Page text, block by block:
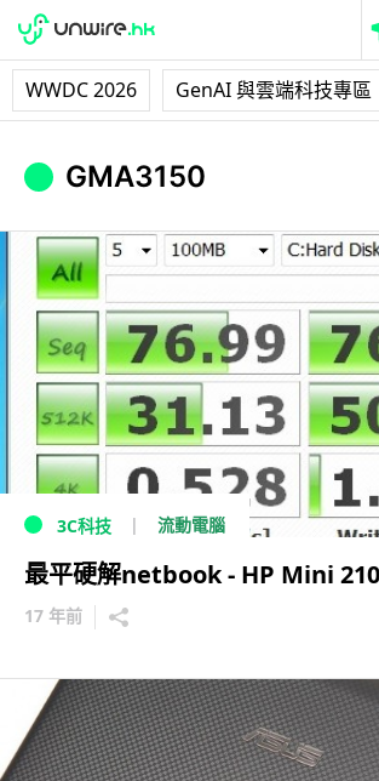
WWDC 2026 GenAI 與雲端科技專區
GMA3150
3C科技 流動電腦
最平硬解netbook - HP Mini 210
17 年前